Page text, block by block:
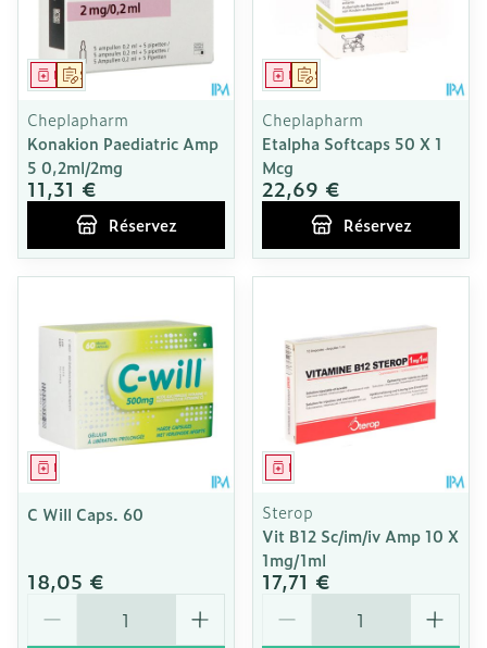
Sur prescription
Médicament
Cheplapharm
Konakion Paediatric Amp
5 0,2ml/2mg
11,31 €
Réservez
Sur prescription
Médicament
Cheplapharm
Etalpha Softcaps 50 X 1
Mcg
22,69 €
Réservez
Médicament
C Will Caps. 60
18,05 €
Médicament
Sterop
Vit B12 Sc/im/iv Amp 10 X
1mg/1ml
17,71 €